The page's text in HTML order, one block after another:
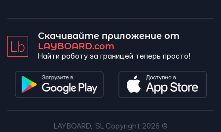
Скачивайте приложение от
LAYBOARD.com
Найти работу за границей теперь просто!
LAYBOARD, SL Copyright 2026 ©